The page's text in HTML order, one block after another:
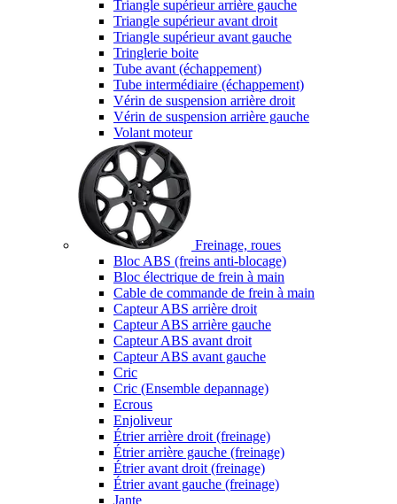
Triangle supérieur arrière gauche
Triangle supérieur avant droit
Triangle supérieur avant gauche
Tringlerie boite
Tube avant (échappement)
Tube intermédiaire (échappement)
Vérin de suspension arrière droit
Vérin de suspension arrière gauche
Volant moteur
Freinage, roues
Bloc ABS (freins anti-blocage)
Bloc électrique de frein à main
Cable de commande de frein à main
Capteur ABS arrière droit
Capteur ABS arrière gauche
Capteur ABS avant droit
Capteur ABS avant gauche
Cric
Cric (Ensemble depannage)
Ecrous
Enjoliveur
Étrier arrière droit (freinage)
Étrier arrière gauche (freinage)
Étrier avant droit (freinage)
Étrier avant gauche (freinage)
Jante